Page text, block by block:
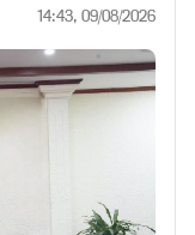
14:43, 09/08/2026